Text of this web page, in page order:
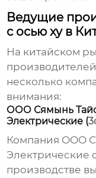
Ведущие
с осью xy в
На китайском
производителей
несколько
внимания:
ООО Сямынь
Электрические (
Компания ООО
Электрические
производстве